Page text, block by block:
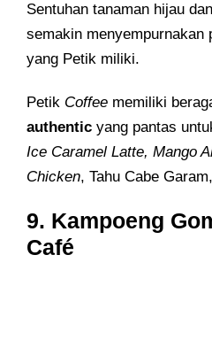
Sentuhan tanaman hijau
semakin menyempurnakan
yang Petik miliki.
Petik Coffee memiliki
authentic yang pantas
Ice Caramel Latte, Mango
Chicken, Tahu Cabe
9. Kampoeng
Café